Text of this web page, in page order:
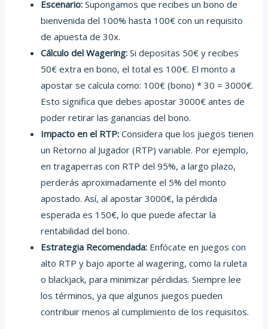
Escenario: Supongamos que recibes un bono de
bienvenida del 100% hasta 100€ con un requisito
de apuesta de 30x.
Cálculo del Wagering: Si depositas 50€ y recibes
50€ extra en bono, el total es 100€. El monto a
apostar se calcula como: 100€ (bono) * 30 = 3000€.
Esto significa que debes apostar 3000€ antes de
poder retirar las ganancias del bono.
Impacto en el RTP: Considera que los juegos tienen
un Retorno al Jugador (RTP) variable. Por ejemplo,
en tragaperras con RTP del 95%, a largo plazo,
perderás aproximadamente el 5% del monto
apostado. Así, al apostar 3000€, la pérdida
esperada es 150€, lo que puede afectar la
rentabilidad del bono.
Estrategia Recomendada: Enfócate en juegos con
alto RTP y bajo aporte al wagering, como la ruleta
o blackjack, para minimizar pérdidas. Siempre lee
los términos, ya que algunos juegos pueden
contribuir menos al cumplimiento de los requisitos.